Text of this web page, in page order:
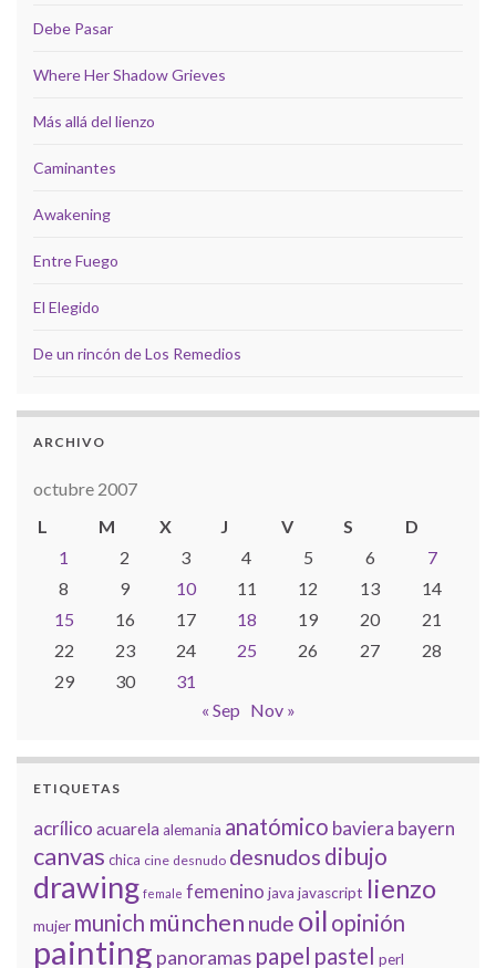
Debe Pasar
Where Her Shadow Grieves
Más allá del lienzo
Caminantes
Awakening
Entre Fuego
El Elegido
De un rincón de Los Remedios
ARCHIVO
octubre 2007
L
M X J V S
D
1
2 3 4 5 6
7
8
9 10 11 12 13
14
15
16 17 18 19 20
21
22
23 24 25 26 27
28
29
30
31
« Sep Nov »
ETIQUETAS
acrílico acuarela alemania anatómico baviera bayern
canvas chica cine desnudo desnudos dibujo
drawing female femenino java javascript lienzo
mujer munich münchen nude oil opinión
painting panoramas papel pastel perl